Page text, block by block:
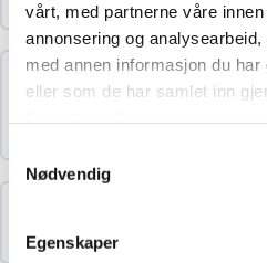
vårt, med partnerne våre
annonsering og
med annen informasjon du
eller som de har samlet inn
Nødvendig
Egenskaper
Kari Østerud:
aldersgrupper
Jon Fredrik Alfsen: